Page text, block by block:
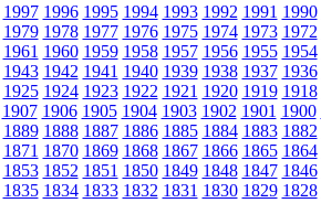
1997 1996 1995 1994 1993 1992 1991 1990
1979 1978 1977 1976 1975 1974 1973 1972
1961 1960 1959 1958 1957 1956 1955 1954
1943 1942 1941 1940 1939 1938 1937 1936
1925 1924 1923 1922 1921 1920 1919 1918
1907 1906 1905 1904 1903 1902 1901 1900
1889 1888 1887 1886 1885 1884 1883 1882
1871 1870 1869 1868 1867 1866 1865 1864
1853 1852 1851 1850 1849 1848 1847 1846
1835 1834 1833 1832 1831 1830 1829 1828